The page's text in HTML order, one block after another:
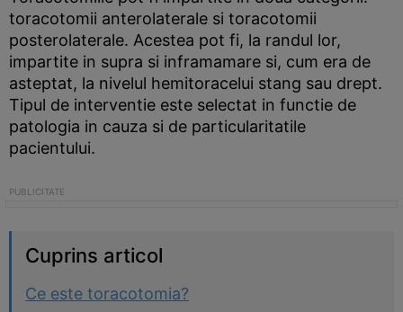
toracotomii anterolaterale si toracotomii
posterolaterale. Acestea pot fi, la randul lor,
impartite in supra si inframamare si, cum era de
asteptat, la nivelul hemitoracelui stang sau drept.
Tipul de interventie este selectat in functie de
patologia in cauza si de particularitatile
pacientului.
Cuprins articol
Ce este toracotomia?